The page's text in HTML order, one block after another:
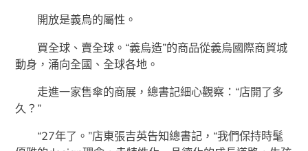
開放是義烏的屬性。
買全球、賣全球。“義烏造”的商品從義烏國際商貿城
動身，涌向全國、全球各地。
走進一家售傘的商展，總書記細心觀察：“店開了多
久？”
“27年了。”店東張吉英告知總書記，“我們保持時髦